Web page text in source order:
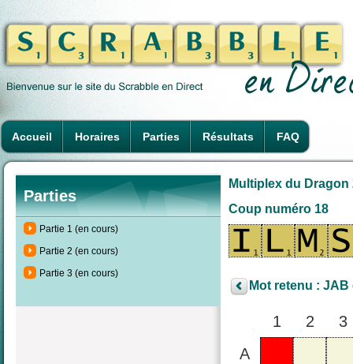
Accueil Horaires Parties Résultats FAQ
Parties
Partie 1 (en cours)
Partie 2 (en cours)
Partie 3 (en cours)
Multiplex du
Coup numéro 18
Mot retenu :
1 2
3
A